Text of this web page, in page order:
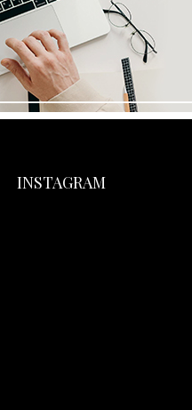
INSTAGRAM